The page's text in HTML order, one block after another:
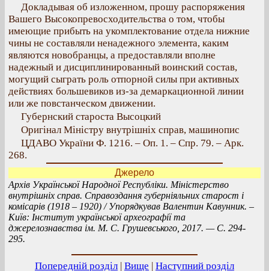
Докладывая об изложенном, прошу распоряжения
Вашего Высокопревосходительства о том, чтобы
имеющие прибыть на укомплектование отдела нижние
чины не составляли ненадежного элемента, каким
являются новобранцы, а предоставляли вполне
надежный и дисциплинированный воинский состав,
могущий сыграть роль отпорной силы при активных
действиях большевиков из-за демаркационной линии
или же повстанческом движении.
Губернский староста Высоцкий
Оригінал Міністру внутрішніх справ, машинопис
ЦДАВО України Ф. 1216. – Оп. 1. – Спр. 79. – Арк.
268.
Джерело
Архів Української Народної Республіки. Міністерство
внутрішніх справ. Справоздання губерніяльних старост і
комісарів (1918 – 1920) / Упорядкував Валентин Кавунник. –
Київ: Інститут української археографії та
джерелознавства ім. М. С. Грушевського, 2017. — C. 294-
295.
Попередній розділ | Вище | Наступний розділ